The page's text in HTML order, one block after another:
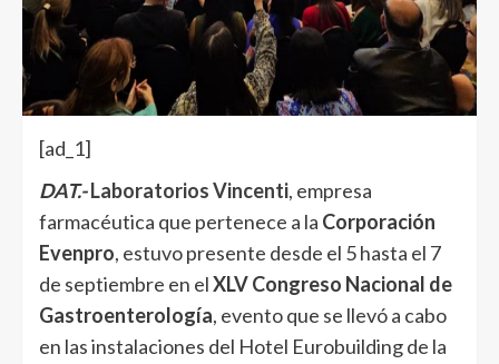
[ad_1]
DAT.-Laboratorios Vincenti, empresa
farmacéutica que pertenece a la Corporación
Evenpro, estuvo presente desde el 5 hasta el 7
de septiembre en elXLV Congreso Nacional de
Gastroenterología, evento que se llevó a cabo
en las instalaciones del Hotel Eurobuilding de la